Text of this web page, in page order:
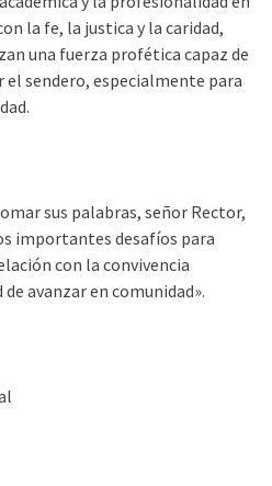
la fe, la justica y la caridad,
una fuerza profética capaz de
sendero, especialmente para
sus palabras, señor Rector,
importantes desafíos para
con la convivencia
avanzar en comunidad».